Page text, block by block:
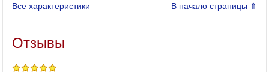
Также у объектива имеется режим полностью ручной
общая длина объектива не изменяется, а передняя линза не
комфортной и позволяет с удобством использовать
стабилизации:
Все характеристики В начало страницы ⇑
Отзывы